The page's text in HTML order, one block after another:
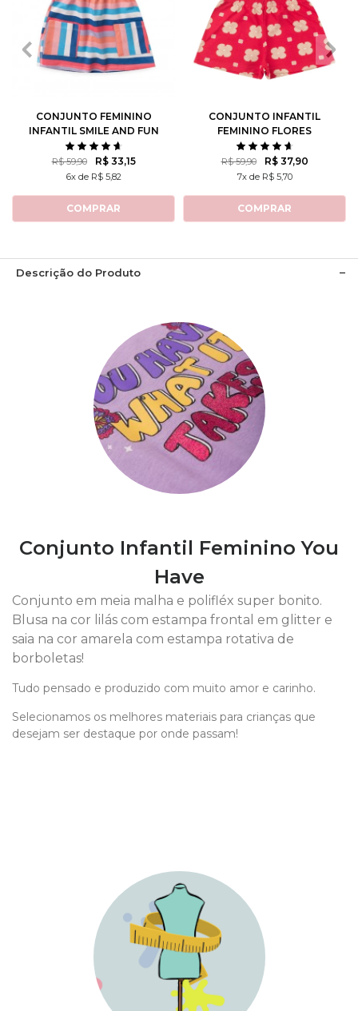
2 3 4 6 8
CONJUNTO FEMININO
INFANTIL SMILE AND FUN
R$ 59,90 R$ 33,15
6x de R$ 5,82
COMPRAR
2 3 8
CONJUNTO INFANTIL
FEMININO FLORES
ROTATIVAS
R$ 59,90 R$ 37,90
7x de R$ 5,70
COMPRAR
Descrição do Produto
Conjunto Infantil Feminino You
Have
Conjunto em meia malha e polifléx super bonito.
Blusa na cor lilás com estampa frontal em glitter e
saia na cor amarela com estampa rotativa de
borboletas!
Tudo pensado e produzido com muito amor e carinho.
Selecionamos os melhores materiais para crianças que
desejam ser destaque por onde passam!